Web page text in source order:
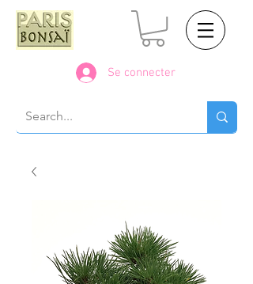
Se connecter